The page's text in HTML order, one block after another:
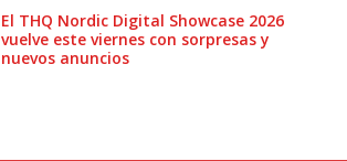
El THQ Nordic Digital Showcase 2026
vuelve este viernes con sorpresas y
nuevos anuncios